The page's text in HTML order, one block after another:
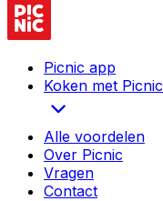
Picnic app
Koken met Picnic
Alle voordelen
Over Picnic
Vragen
Contact